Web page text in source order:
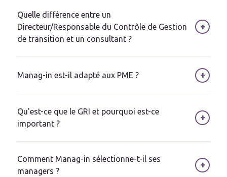
Quelle différence entre un
Directeur/Responsable du Contrôle de Gestion
de transition et un consultant ?
+
Manag-in est-il adapté aux PME ? +
Qu'est-ce que le GRI et pourquoi est-ce
important ?
+
Comment Manag-in sélectionne-t-il ses
managers ?
+